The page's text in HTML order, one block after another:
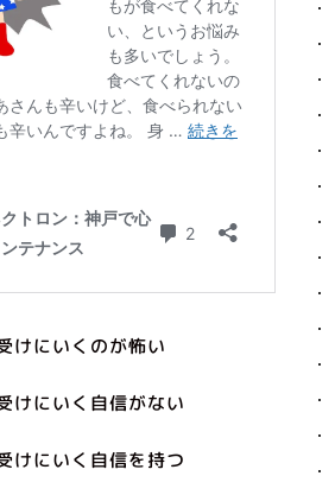
けにいくのが怖い
けにいく自信がない
けにいく自信を持つ